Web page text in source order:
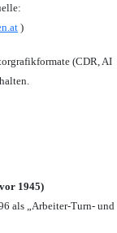
)
(CDR, AI
1945)
als „Arbeiter-Turn- und